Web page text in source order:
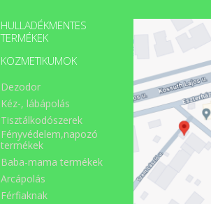
HULLADÉKMENTES
TERMÉKEK
KOZMETIKUMOK
Dezodor
Kéz-, lábápolás
Tisztálkodószerek
Fényvédelem,napozó
termékek
Baba-mama termékek
Arcápolás
Férfiaknak